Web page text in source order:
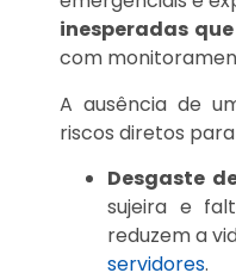
inesperadas
com
A ausência de
riscos diretos
Desgaste
sujeira e
reduzem a
servidores.